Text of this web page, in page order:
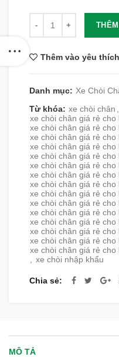
Thêm vào yêu thích
Danh mục: Xe Chòi
Từ khóa: xe chòi chân
xe chòi chân giá rẻ cho
xe chòi chân giá rẻ cho
xe chòi chân giá rẻ
xe chòi chân giá rẻ cho
xe chòi chân giá rẻ cho
xe chòi chân giá rẻ cho
xe chòi chân giá rẻ cho
xe chòi chân giá rẻ cho
xe chòi chân giá rẻ cho
xe chòi chân giá rẻ cho
xe chòi chân giá rẻ cho
xe chòi chân giá rẻ cho
xe chòi chân giá rẻ
xe chòi chân giá rẻ cho
xe chòi chân giá rẻ cho
xe chòi nhập khẩu
Chia sẻ
MÔ TẢ